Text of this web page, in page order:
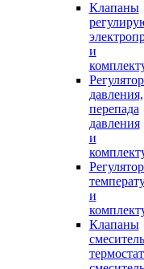
Клапаны
и
давления,
перепада
давления
и
и
Клапаны